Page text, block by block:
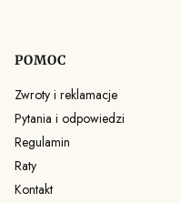
Linki w stopce
POMOC
Zwroty i reklamacje
Pytania i odpowiedzi
Regulamin
Raty
Kontakt